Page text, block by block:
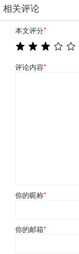
相关评论
本文评分*
评论内容*
你的昵称*
你的邮箱*